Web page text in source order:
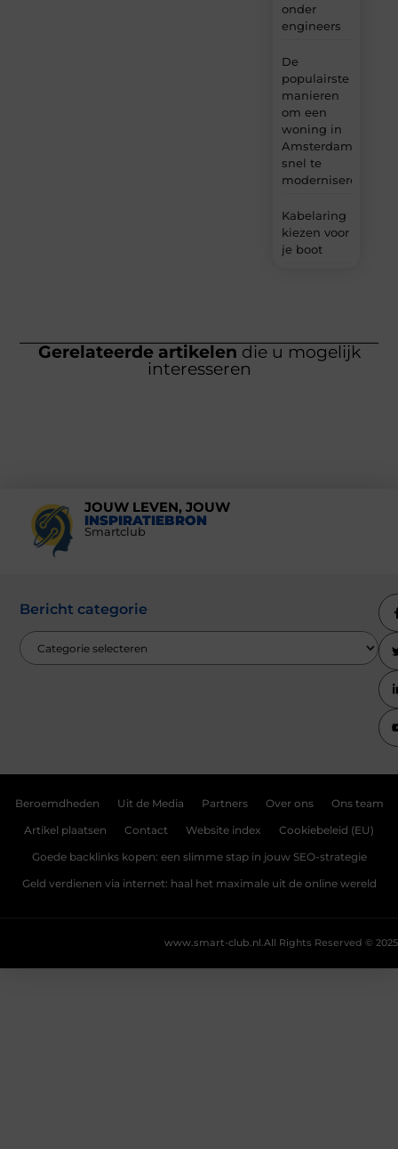
onder
engineers
De
populairste
manieren
om een
woning in
Amsterdam
snel te
moderniseren
Kabelaring
kiezen voor
je boot
Gerelateerde artikelen die u mogelijk
interesseren
JOUW LEVEN, JOUW
INSPIRATIEBRON
Smartclub
Bericht categorie
Beroemdheden Uit de Media Partners Over ons Ons team
Artikel plaatsen Contact Website index Cookiebeleid (EU)
Goede backlinks kopen: een slimme stap in jouw SEO-strategie
Geld verdienen via internet: haal het maximale uit de online wereld
All Rights Reserved © 2025
www.smart-club.nl.